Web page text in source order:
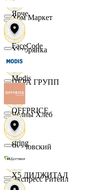
Хом Маркет
Хуторянка
ЦЕРА ГРУПП
Челны Хлеб
Чкаловский
Экспресс Ритейл
Ярче
FaceCode
Modis
OFFPRICE
string
X5 ДИДЖИТАЛ